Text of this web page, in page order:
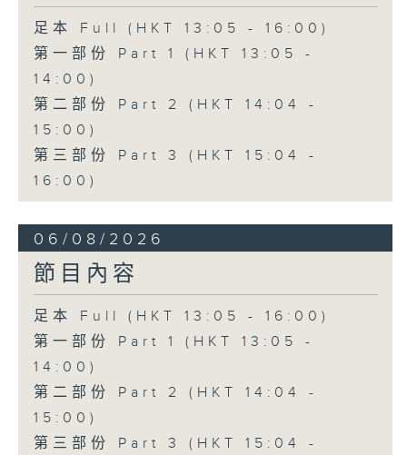
足本 Full (HKT 13:05 - 16:00)
第一部份 Part 1 (HKT 13:05 -
14:00)
第二部份 Part 2 (HKT 14:04 -
15:00)
第三部份 Part 3 (HKT 15:04 -
16:00)
06/08/2026
節目內容
足本 Full (HKT 13:05 - 16:00)
第一部份 Part 1 (HKT 13:05 -
14:00)
第二部份 Part 2 (HKT 14:04 -
15:00)
第三部份 Part 3 (HKT 15:04 -